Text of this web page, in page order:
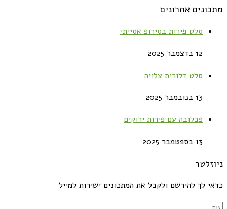
מתכונים אחרונים
סלט פירות בסירופ אסייתי
12 בדצמבר 2025
סלט דלורית צלויה
13 בנובמבר 2025
פבלובה עם פירות ירוקים
13 בספטמבר 2025
ניוזלטר
כדאי לך להירשם ולקבל את המתכונים ישירות למייל